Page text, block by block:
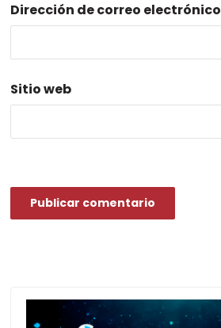
Dirección de correo electrónico
Sitio web